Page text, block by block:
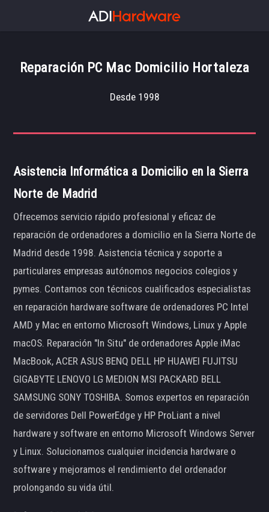
Reparación PC Mac Domicilio Hortaleza
Desde 1998
Asistencia Informática a Domicilio en la Sierra
Norte de Madrid
Ofrecemos servicio rápido profesional y eficaz de
reparación de ordenadores a domicilio en la Sierra Norte de
Madrid desde 1998. Asistencia técnica y soporte a
particulares empresas autónomos negocios colegios y
pymes. Contamos con técnicos cualificados especialistas
en reparación hardware software de ordenadores PC Intel
AMD y Mac en entorno Microsoft Windows, Linux y Apple
macOS. Reparación "In Situ" de ordenadores Apple iMac
MacBook, ACER ASUS BENQ DELL HP HUAWEI FUJITSU
GIGABYTE LENOVO LG MEDION MSI PACKARD BELL
SAMSUNG SONY TOSHIBA. Somos expertos en reparación
de servidores Dell PowerEdge y HP ProLiant a nivel
hardware y software en entorno Microsoft Windows Server
y Linux. Solucionamos cualquier incidencia hardware o
software y mejoramos el rendimiento del ordenador
prolongando su vida útil.